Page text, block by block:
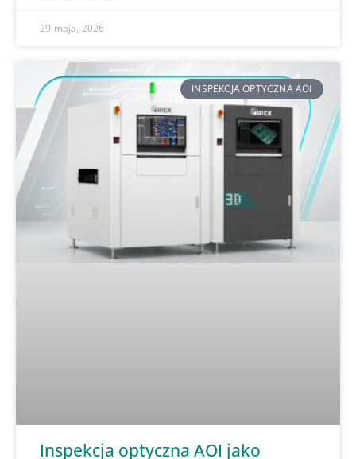
29 maja, 2026
INSPEKCJA OPTYCZNA AOI
Inspekcja optyczna AOI jako